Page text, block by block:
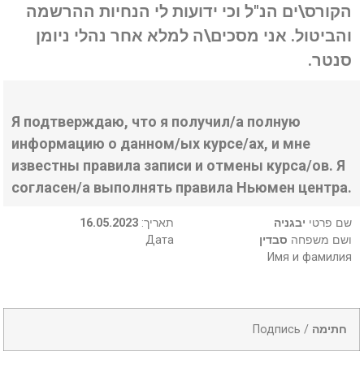
הקורס\ים הנ"ל וכי ידועות לי הנחיות ההרשמה
והביטול. אני מסכים\ה למלא אחר נהלי ניומן
סנטר.
Я подтверждаю, что я получил/а полную
информацию о данном/ых курсе/ах, и мне
известны правила записи и отмены курса/ов. Я
согласен/а выполнять правила Ньюмен центра.
16.05.2023 :תאריך
Дата
שם פרטי יבגניה
ושם משפחה סבדין
Имя и фамилия
Подпись / חתימה